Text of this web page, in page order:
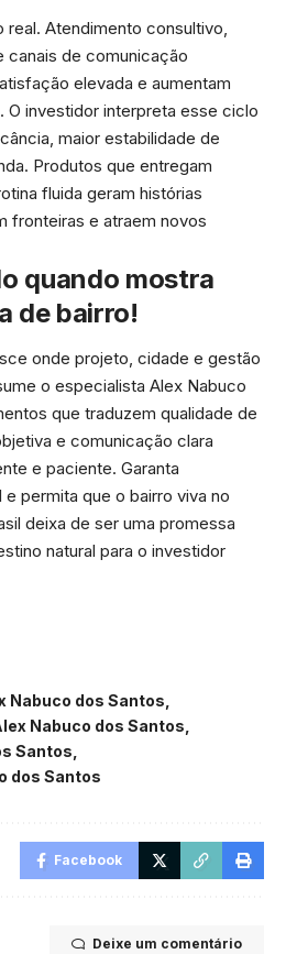
real. Atendimento consultivo,
canais de comunicação
elevada e aumentam
O investidor interpreta esse ciclo
maior estabilidade de
Produtos que entregam
fluida geram histórias
fronteiras e atraem novos
quando mostra
de bairro!
onde projeto, cidade e gestão
o especialista Alex Nabuco
que traduzem qualidade de
e comunicação clara
e paciente. Garanta
permita que o bairro viva no
deixa de ser uma promessa
natural para o investidor
Nabuco dos Santos
Nabuco dos Santos
Santos
dos Santos
Facebook
Deixe um comentário